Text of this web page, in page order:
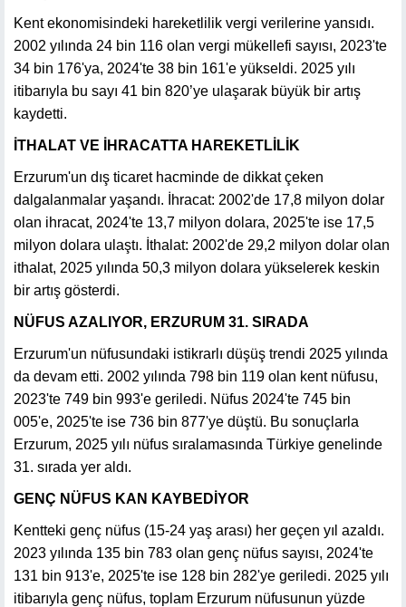
Kent ekonomisindeki hareketlilik vergi verilerine yansıdı.
2002 yılında 24 bin 116 olan vergi mükellefi sayısı, 2023'te
34 bin 176'ya, 2024'te 38 bin 161'e yükseldi. 2025 yılı
itibarıyla bu sayı 41 bin 820’ye ulaşarak büyük bir artış
kaydetti.
İTHALAT VE İHRACATTA HAREKETLİLİK
Erzurum'un dış ticaret hacminde de dikkat çeken
dalgalanmalar yaşandı. İhracat: 2002'de 17,8 milyon dolar
olan ihracat, 2024'te 13,7 milyon dolara, 2025'te ise 17,5
milyon dolara ulaştı. İthalat: 2002'de 29,2 milyon dolar olan
ithalat, 2025 yılında 50,3 milyon dolara yükselerek keskin
bir artış gösterdi.
NÜFUS AZALIYOR, ERZURUM 31. SIRADA
Erzurum'un nüfusundaki istikrarlı düşüş trendi 2025 yılında
da devam etti. 2002 yılında 798 bin 119 olan kent nüfusu,
2023'te 749 bin 993'e geriledi. Nüfus 2024'te 745 bin
005'e, 2025'te ise 736 bin 877'ye düştü. Bu sonuçlarla
Erzurum, 2025 yılı nüfus sıralamasında Türkiye genelinde
31. sırada yer aldı.
GENÇ NÜFUS KAN KAYBEDİYOR
Kentteki genç nüfus (15-24 yaş arası) her geçen yıl azaldı.
2023 yılında 135 bin 783 olan genç nüfus sayısı, 2024'te
131 bin 913'e, 2025'te ise 128 bin 282'ye geriledi. 2025 yılı
itibarıyla genç nüfus, toplam Erzurum nüfusunun yüzde